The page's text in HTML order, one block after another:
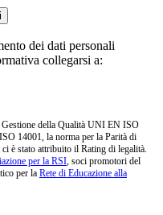
dei dati personali
collegarsi a:
Gestione della Qualità UNI EN ISO
14001, la norma per la Parità di
è stato attribuito il Rating di legalità.
per la RSI, soci promotori del
per la Rete di Educazione alla